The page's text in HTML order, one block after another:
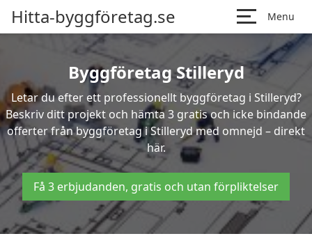
Hitta-byggföretag.se Menu
Byggföretag Stilleryd
Letar du efter ett professionellt byggföretag i Stilleryd?
Beskriv ditt projekt och hämta 3 gratis och icke bindande
offerter från byggföretag i Stilleryd med omnejd – direkt
här.
Få 3 erbjudanden, gratis och utan förpliktelser